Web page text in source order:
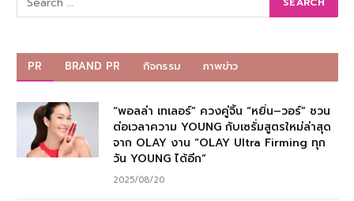
PR BRAND PR กิจกรรม ภาพข่าว
“พอลล่า เทเลอร์” ควงคู่จิ้น “หยิ่น–วอร์” ชวน
ต่อเวลาความ YOUNG กับเซรั่มสูตรใหม่ล่าสุด
จาก OLAY งาน “OLAY Ultra Firming ทุก
วัน YOUNG ได้อีก”
2025/08/20